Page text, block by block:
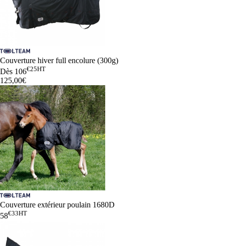
Couverture hiver full encolure (300g)
Dès 106€25HT
125,00€
Couverture extérieur poulain 1680D
58€33HT